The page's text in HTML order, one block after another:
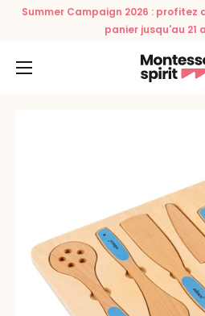
Summer Campaign 2026 : profitez
panier jusqu'au 21
Montessori
Spirit